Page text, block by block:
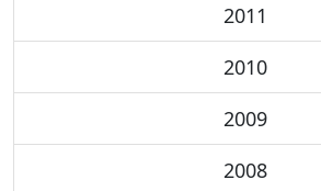
2011
2010
2009
2008